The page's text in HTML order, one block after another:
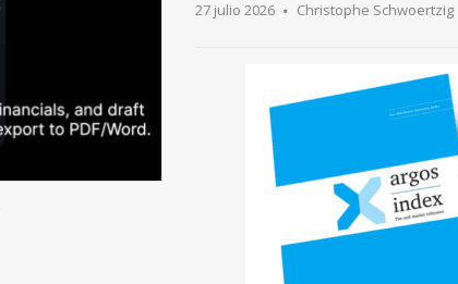
27 julio 2026 Christophe Schwoertzig